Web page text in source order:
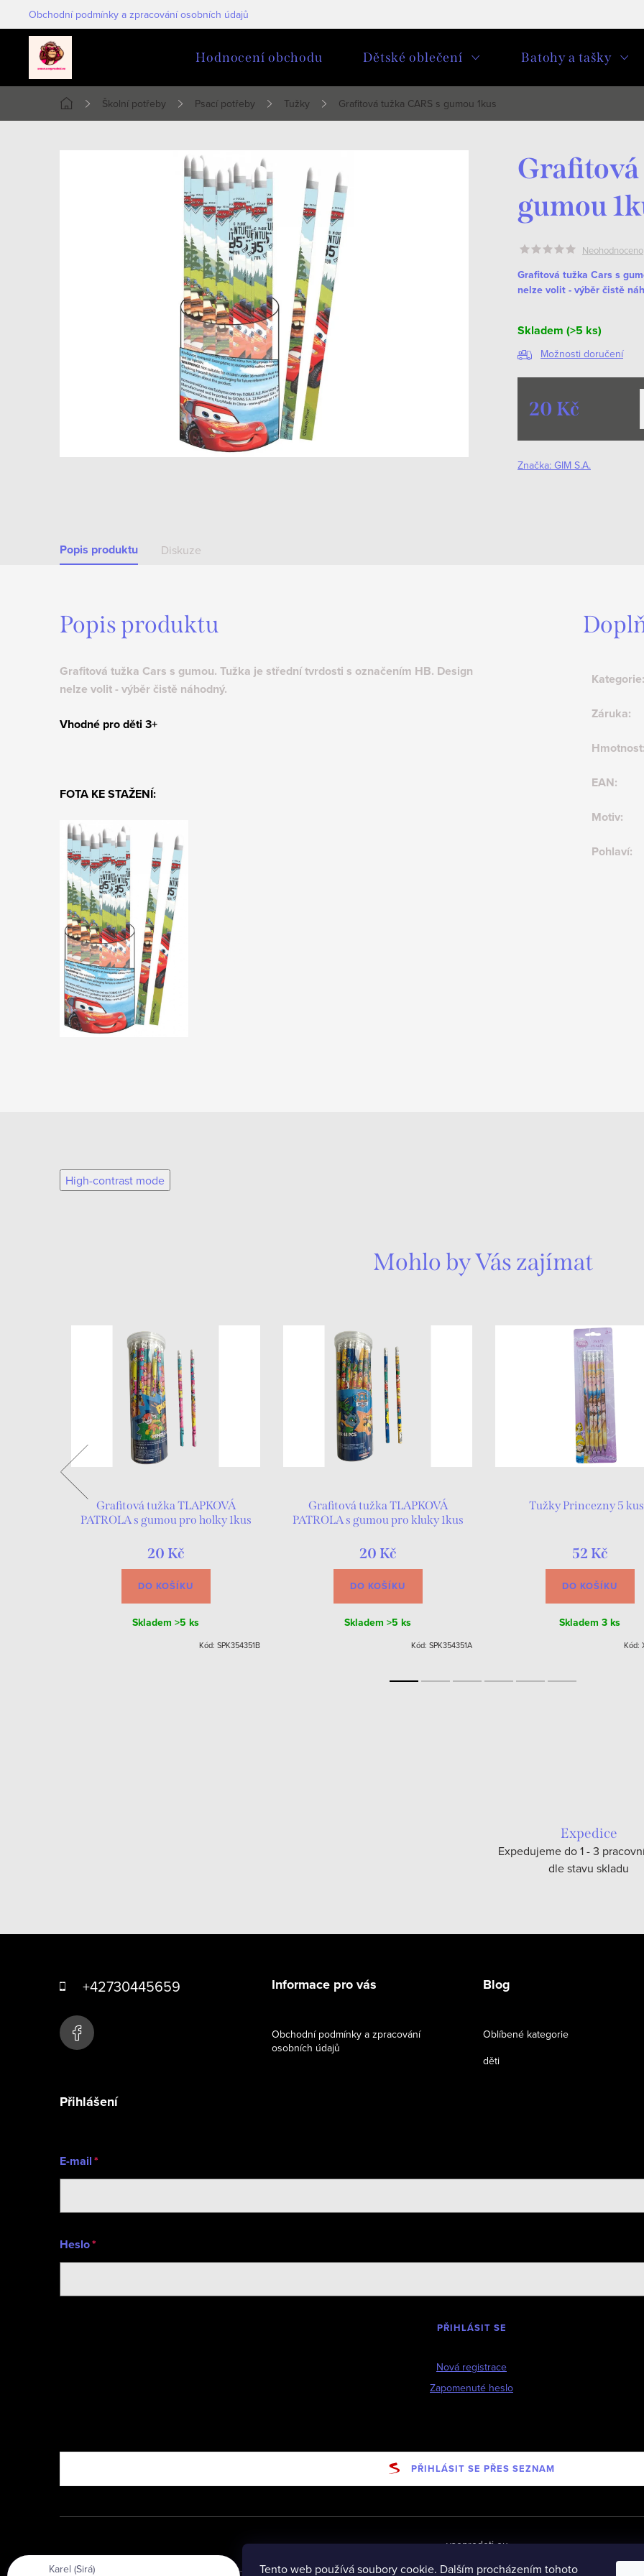
Tento web používá soubory cookie. Dalším procházením tohoto
na
Obchodní podmínky a zpracování osobních údajů
Hodnocení obchodu Dětské oblečení Batohy a tašky
Domů
Školní potřeby Psací potřeby Tužky Grafitová tužka CARS s gumou 1kus
Grafitová
gumou
Neohodnoceno
Grafitová tužka Cars s
nelze volit - výběr čistě
Skladem (>5 ks)
Možnosti doručení
20 Kč
cena:
Značka: GIM S.A.
Popis produktu Diskuze
Popis produktu
Grafitová tužka Cars s gumou. Tužka je střední tvrdosti s označením HB. Design
nelze volit - výběr čistě náhodný.
Vhodné pro děti 3+
FOTA KE STAŽENÍ:
Kategorie:
Záruka:
Hmotnost:
EAN:
Motiv:
Pohlaví:
High-contrast mode
Mohlo by Vás zajímat
Grafitová tužka TLAPKOVÁ
PATROLA s gumou pro holky 1kus
20 Kč
DO KOŠÍKU
Skladem >5 ks
Kód: SPK354351B
Grafitová tužka TLAPKOVÁ
PATROLA s gumou pro kluky 1kus
20 Kč
DO KOŠÍKU
Skladem >5 ks
Kód: SPK354351A
Tužky Princezny 5
52 Kč
DO KOŠÍKU
Skladem 3 ks
Kód:
Expedice
Expedujeme do 1 - 3
dle stavu skladu
+42730445659 Informace pro vás
Obchodní podmínky a zpracování
osobních údajů
Blog
Oblíbené kategorie
děti
Přihlášení
E-mail
Heslo
PŘIHLÁSIT SE
Nová registrace
Zapomenuté heslo
PŘIHLÁSIT SE PŘES SEZNAM
vseprodeti-eu
Karel (Sirá)